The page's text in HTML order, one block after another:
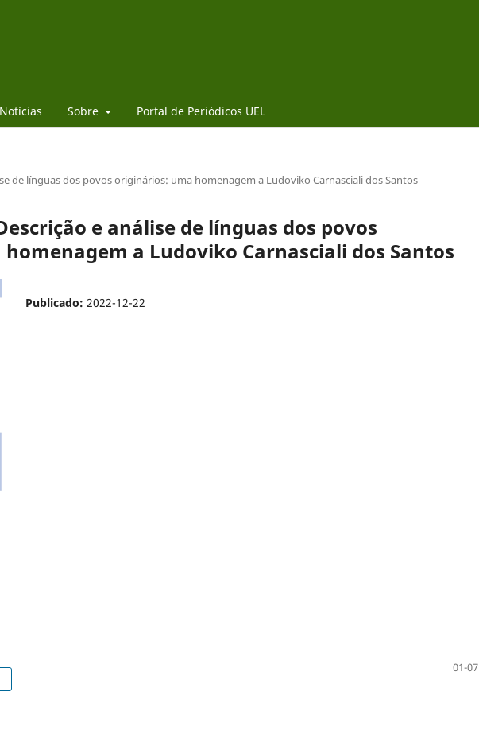
Notícias Sobre Portal de Periódicos UEL
de línguas dos povos originários: uma homenagem a Ludoviko Carnasciali dos Santos
e análise de línguas dos povos
a Ludoviko Carnasciali dos Santos
Publicado: 2022-12-22
01-07